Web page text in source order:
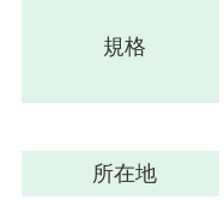
規格
所在地